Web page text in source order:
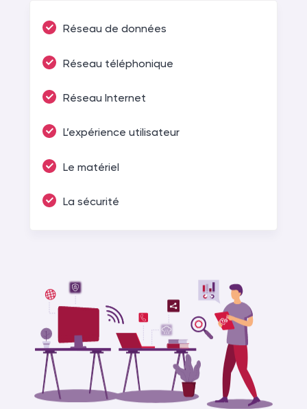
Réseau de données
Réseau téléphonique
Réseau Internet
L’expérience utilisateur
Le matériel
La sécurité